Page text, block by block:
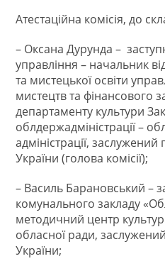
Атестаційна комісія, до
– Оксана Дурунда –
управління – начальник
та мистецької освіти
мистецтв та фінансового
департаменту культури
облдержадміністрації –
адміністрації,
України (голова комісії);
– Василь Барановський –
комунального закладу
методичний центр
обласної ради,
України;